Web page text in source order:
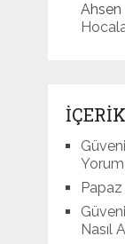
Ahsen
Nasıl